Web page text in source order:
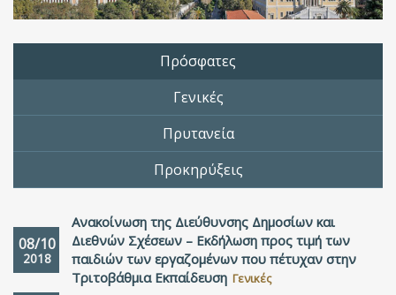
Πρόσφατες
Γενικές
Πρυτανεία
Προκηρύξεις
08/10
2018
Ανακοίνωση της Διεύθυνσης Δημοσίων και
Διεθνών Σχέσεων – Εκδήλωση προς τιμή των
παιδιών των εργαζομένων που πέτυχαν στην
Τριτοβάθμια Εκπαίδευση Γενικές